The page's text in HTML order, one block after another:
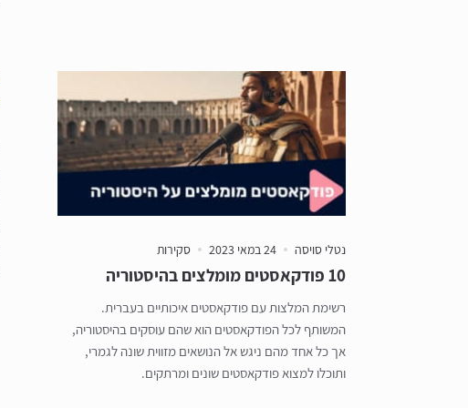
נטלי סויסה 24 במאי 2023 סקירות
10 פודקאסטים מומלצים בהיסטוריה
רשימת המלצות עם פודקאסטים איכותיים בעברית.
המשותף לכל הפודקאסטים הוא שהם עוסקים בהיסטוריה,
אך כל אחד מהם ניגש אל הנושאים מזווית שונה לגמרי,
ותוכלו למצוא פודקאסטים שונים ומרתקים.